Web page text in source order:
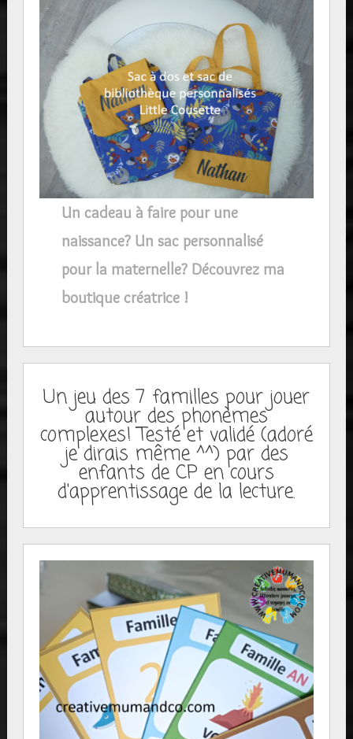
Un cadeau à faire pour une
naissance? Un sac personnalisé
pour la maternelle? Découvrez ma
boutique créatrice !
Un jeu des 7 familles pour jouer
autour des phonèmes
complexes! Testé et validé (adoré
je dirais même ^^) par des
enfants de CP en cours
d'apprentissage de la lecture.